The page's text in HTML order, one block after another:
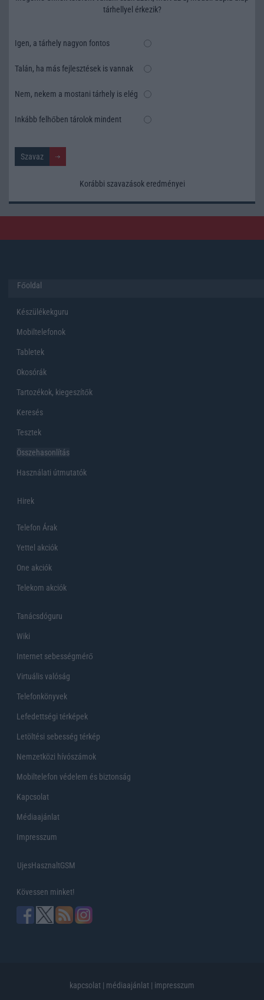
tárhellyel érkezik?
Igen, a tárhely nagyon fontos
Talán, ha más fejlesztések is vannak
Nem, nekem a mostani tárhely is elég
Inkább felhőben tárolok mindent
Korábbi szavazások eredményei
Főoldal
Készülékekguru
Mobiltelefonok
Tabletek
Okosórák
Tartozékok, kiegeszítők
Keresés
Tesztek
Összehasonlítás
Használati útmutatók
Hirek
Telefon Árak
Yettel akciók
One akciók
Telekom akciók
Tanácsdóguru
Wiki
Internet sebességmérő
Virtuális valóság
Telefonkönyvek
Lefedettségi térképek
Letöltési sebesség térkép
Nemzetközi hívószámok
Mobiltelefon védelem és biztonság
Kapcsolat
Médiaajánlat
Impresszum
UjesHasznaltGSM
Kövessen minket!
kapcsolat | médiaajánlat | impresszum